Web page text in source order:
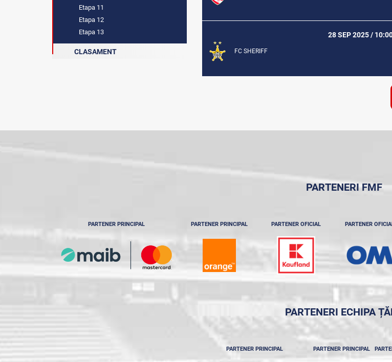
Etapa 11
Etapa 12
Etapa 13
CLASAMENT
28 SEP 2025 /
FC SHERIFF
PARTENERI FMF
PARTENER PRINCIPAL PARTENER PRINCIPAL PARTENER OFICIAL PARTENER
PARTENERI ECHIPA
PARTENER PRINCIPAL PARTENER PRINCIPAL